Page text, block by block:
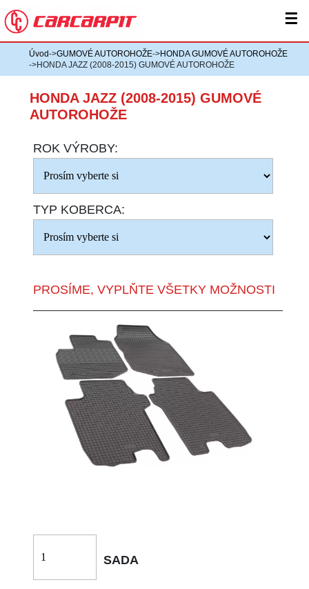
☰
Úvod->GUMOVÉ AUTOROHOŽE->HONDA GUMOVÉ AUTOROHOŽE
->HONDA JAZZ (2008-2015) GUMOVÉ AUTOROHOŽE
HONDA JAZZ (2008-2015) GUMOVÉ
AUTOROHOŽE
ROK VÝROBY:
TYP KOBERCA:
PROSÍME, VYPLŇTE VŠETKY MOŽNOSTI
SADA